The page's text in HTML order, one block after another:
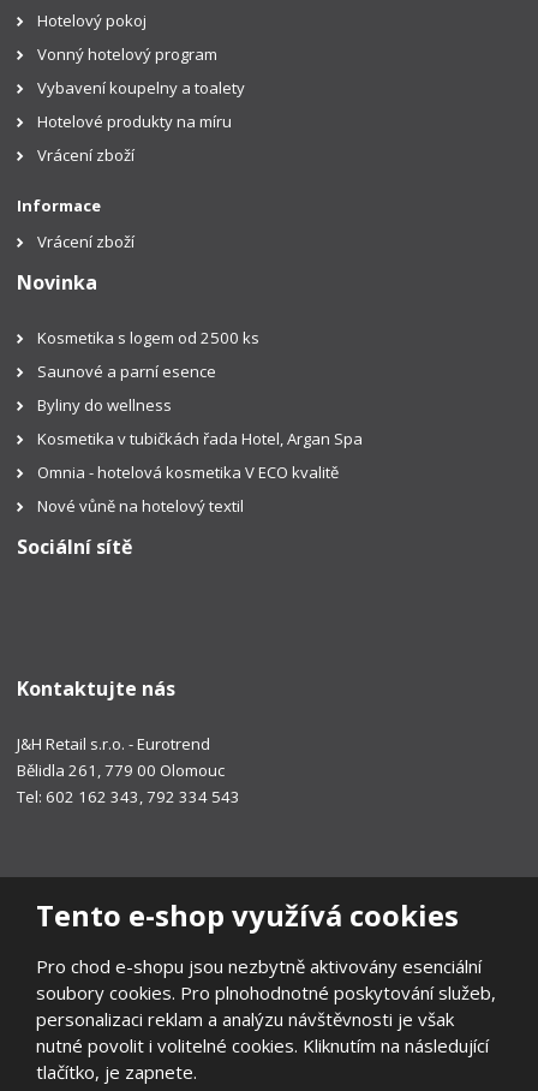
Tento e-shop využívá cookies
Pro chod e-shopu jsou nezbytně aktivovány esenciální
soubory cookies. Pro plnohodnotné poskytování služeb,
personalizaci reklam a analýzu návštěvnosti je však
nutné povolit i volitelné cookies. Kliknutím na následující
tlačítko, je zapnete.
Hotelový pokoj
Vonný hotelový program
Vybavení koupelny a toalety
Hotelové produkty na míru
Vrácení zboží
Informace
Vrácení zboží
Novinka
Kosmetika s logem od 2500 ks
Saunové a parní esence
Byliny do wellness
Kosmetika v tubičkách řada Hotel, Argan Spa
Omnia - hotelová kosmetika V ECO kvalitě
Nové vůně na hotelový textil
Sociální sítě
Kontaktujte nás
J&H Retail s.r.o. - Eurotrend
Bělidla 261, 779 00 Olomouc
Tel: 602 162 343, 792 334 543